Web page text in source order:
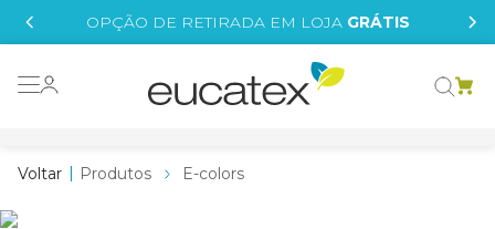
OPÇÃO DE RETIRADA EM LOJA GRÁTIS
Produtos E-colors
tinta